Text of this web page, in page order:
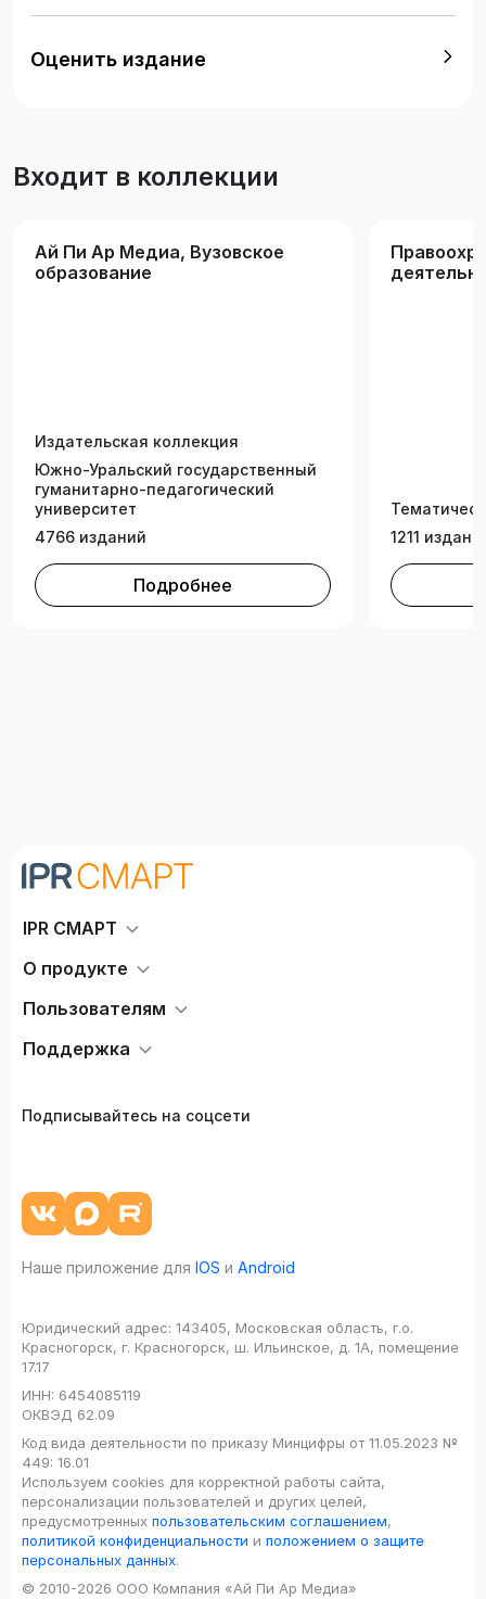
преподавателей и практических работников
правоохранительных органов.
Оценить издание
Входит в коллекции
Ай Пи Ар Медиа, Вузовское
образование
Издательская коллекция
Южно-Уральский государственный
гуманитарно-педагогический
университет
4766 изданий
Подробнее
1211
IPR СМАРТ
О продукте
Пользователям
Поддержка
Подписывайтесь на соцсети
Наше приложение для IOS и Android
Юридический адрес: 143405, Московская область, г.о.
Красногорск, г. Красногорск, ш. Ильинское, д. 1А, помещение
17.17
ИНН: 6454085119
ОКВЭД 62.09
Код вида деятельности по приказу Минцифры от 11.05.2023 №
449: 16.01
Используем cookies для корректной работы сайта,
персонализации пользователей и других целей,
предусмотренных пользовательским соглашением,
политикой конфиденциальности и положением о защите
персональных данных.
© 2010-2026 ООО Компания «Ай Пи Ар Медиа»